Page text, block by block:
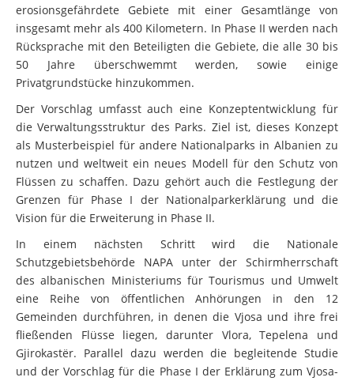
erosionsgefährdete Gebiete mit einer Gesamtlänge von
insgesamt mehr als 400 Kilometern. In Phase II werden nach
Rücksprache mit den Beteiligten die Gebiete, die alle 30 bis
50 Jahre überschwemmt werden, sowie einige
Privatgrundstücke hinzukommen.
Der Vorschlag umfasst auch eine Konzeptentwicklung für
die Verwaltungsstruktur des Parks. Ziel ist, dieses Konzept
als Musterbeispiel für andere Nationalparks in Albanien zu
nutzen und weltweit ein neues Modell für den Schutz von
Flüssen zu schaffen. Dazu gehört auch die Festlegung der
Grenzen für Phase I der Nationalparkerklärung und die
Vision für die Erweiterung in Phase II.
In einem nächsten Schritt wird die Nationale
Schutzgebietsbehörde NAPA unter der Schirmherrschaft
des albanischen Ministeriums für Tourismus und Umwelt
eine Reihe von öffentlichen Anhörungen in den 12
Gemeinden durchführen, in denen die Vjosa und ihre frei
fließenden Flüsse liegen, darunter Vlora, Tepelena und
Gjirokastër. Parallel dazu werden die begleitende Studie
und der Vorschlag für die Phase I der Erklärung zum Vjosa-